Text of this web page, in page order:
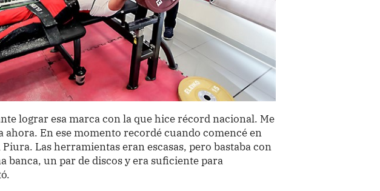
lograr esa marca con la que hice récord nacional. Me
ahora. En ese momento recordé cuando comencé en
Las herramientas eran escasas, pero bastaba con
banca, un par de discos y era suficiente para